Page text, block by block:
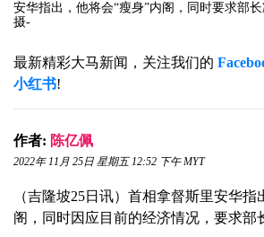
安华指出，他将会“瘦身”内阁，同时要求部长
摄-
最新精彩大马新闻，关注我们的
小红书!
作者: 陈亿佩
2022年 11月 25日 星期五 12:52 下午 MYT
（吉隆坡25日讯）首相拿督斯里安华指
阁，同时因应目前的经济情况，要求部